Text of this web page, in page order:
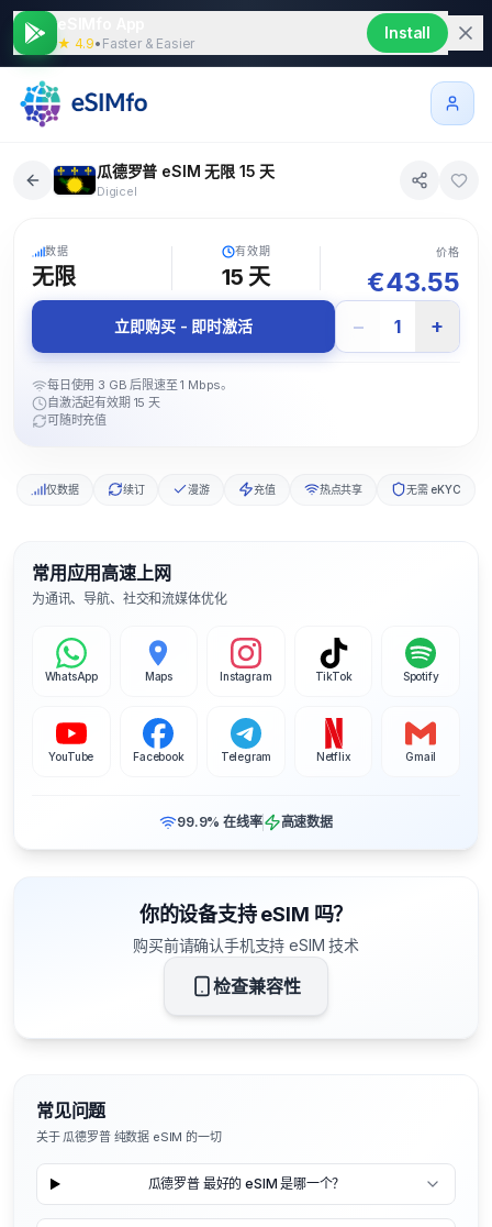
★ 4.9• Faster & Easier
Install
瓜德罗普 eSIM 无限 15 天
Digicel
数据
无限
有效期
15 天
价格
€43.55
立即购买 - 即时激活 − 1 +
每日使用 3 GB 后限速至 1 Mbps。
自激活起有效期 15 天
可随时充值
仅数据 续订 漫游 充值 热点共享 无需 eKYC
常用应用高速上网
为通讯、导航、社交和流媒体优化
WhatsApp Maps Instagram TikTok Spotify
YouTube Facebook Telegram Netflix Gmail
99.9% 在线率 高速数据
你的设备支持 eSIM 吗？
购买前请确认手机支持 eSIM 技术
检查兼容性
常见问题
关于 瓜德罗普 纯数据 eSIM 的一切
瓜德罗普 最好的 eSIM 是哪一个？